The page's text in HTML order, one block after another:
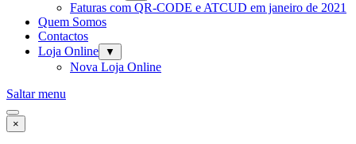
Faturas com QR-CODE e ATCUD em janeiro de 2021
Quem Somos
Contactos
Loja Online
▼
Nova Loja Online
Saltar menu
×